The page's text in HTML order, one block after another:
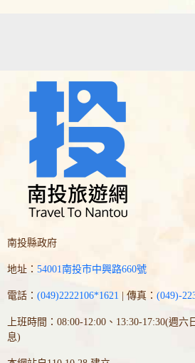
南投縣政府
地址： 54001南投市中興路660號
電話： (049)2222106*1621 | 傳真： (049)-
上班時間：08:00-12:00、13:30-17:30(週六
息)